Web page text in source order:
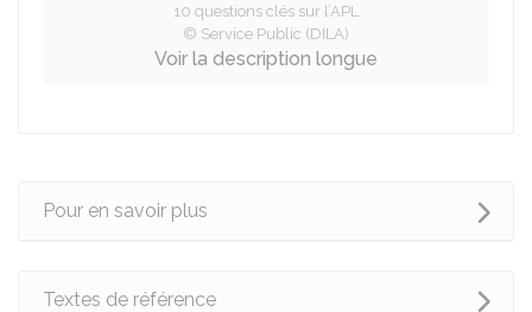
10 questions clés sur l’APL
© Service Public (DILA)
Voir la description longue
Pour en savoir plus
Textes de référence